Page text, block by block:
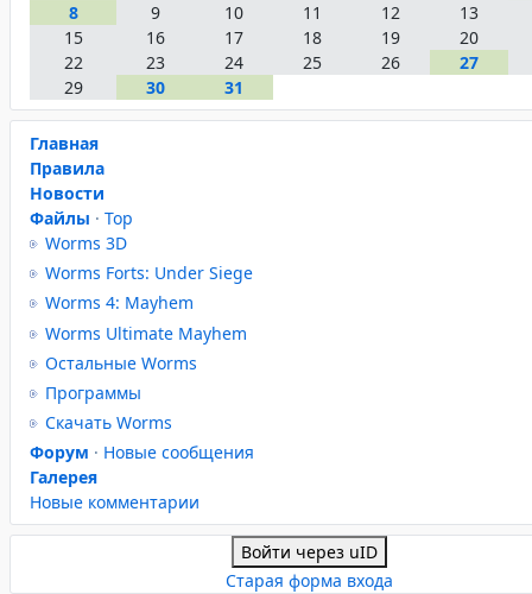
8
9 10 11 12
13
15
16 17 18 19
20
22
23 24 25 26
27
29
30 31
Главная
Правила
Новости
Файлы · Top
Worms 3D
Worms Forts: Under Siege
Worms 4: Mayhem
Worms Ultimate Mayhem
Остальные Worms
Программы
Скачать Worms
Форум · Новые сообщения
Галерея
Новые комментарии
Войти через uID
Старая форма входа